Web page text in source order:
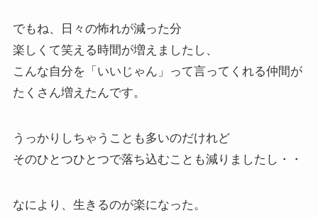
でもね、日々の怖れが減った分
楽しくて笑える時間が増えましたし、
こんな自分を「いいじゃん」って言ってくれる仲間が
たくさん増えたんです。
うっかりしちゃうことも多いのだけれど
そのひとつひとつで落ち込むことも減りましたし・・
なにより、生きるのが楽になった。